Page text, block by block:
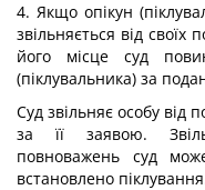
4. Якщо опікун
звільняється від
його місце суд
(піклувальника) за
Суд звільняє особу від
за її заявою.
повноважень суд
встановлено